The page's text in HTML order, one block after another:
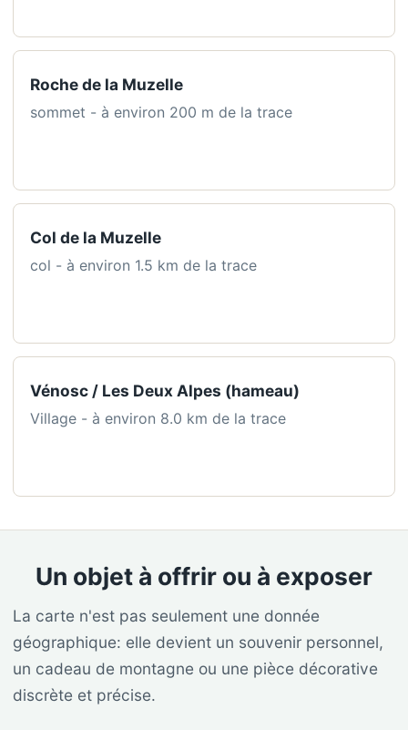
Roche de la Muzelle
sommet - à environ 200 m de la trace
Col de la Muzelle
col - à environ 1.5 km de la trace
Vénosc / Les Deux Alpes (hameau)
Village - à environ 8.0 km de la trace
Un objet à offrir ou à exposer
La carte n'est pas seulement une donnée
géographique: elle devient un souvenir personnel,
un cadeau de montagne ou une pièce décorative
discrète et précise.